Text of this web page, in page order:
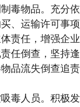
物品。充分依
、运输许可事
责任，增强企
任倒查，坚持
品流失倒查追
人员。积极发